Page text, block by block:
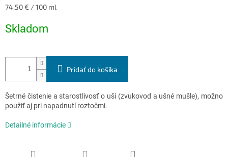
Jednotková
74,50 € / 100 ml
Skladom
Pridať do košíka
Šetrné čistenie a starostlivosť o uši (zvukovod a ušné mušle), možno
použiť aj pri napadnutí roztočmi.
Detailné informácie